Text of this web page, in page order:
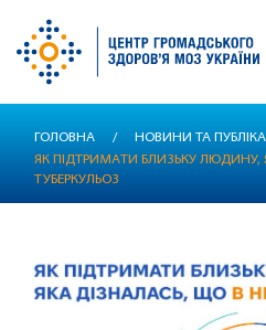
основного
ГОЛОВНА / НОВИНИ ТА
ЯК ПІДТРИМАТИ БЛИЗЬКУ ЛЮДИНУ,
ТУБЕРКУЛЬОЗ